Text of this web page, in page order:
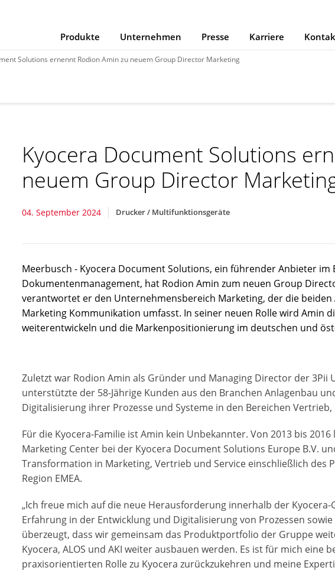
Produkte
Unternehmen Presse Karriere
Solutions ernennt Rodion Amin zu neuem Group Director Marketing
Kyocera Document Solutions
neuem Group Director
04. September 2024 Drucker / Multifunktionsgeräte
Meerbusch - Kyocera Document Solutions, ein führender Anbieter
Dokumentenmanagement, hat Rodion Amin zum neuen Group
verantwortet er den Unternehmensbereich Marketing, der die
Marketing Kommunikation umfasst. In seiner neuen Rolle wird Amin
weiterentwickeln und die Markenpositionierung im deutschen und
Zuletzt war Rodion Amin als Gründer und Managing Director der 3Pii
unterstützte der 58-Jährige Kunden aus den Branchen Anlagenbau
Digitalisierung ihrer Prozesse und Systeme in den Bereichen
Für die Kyocera-Familie ist Amin kein Unbekannter. Von 2013 bis
Marketing Center bei der Kyocera Document Solutions Europe B.V.
Transformation in Marketing, Vertrieb und Service einschließlich
Region EMEA.
„Ich freue mich auf die neue Herausforderung innerhalb der
Erfahrung in der Entwicklung und Digitalisierung von Prozessen
überzeugt, dass wir gemeinsam das Produktportfolio der Gruppe
Kyocera, ALOS und AKI weiter ausbauen werden. Es ist für mich eine
praxisorientierten Rolle zu Kyocera zurückzukehren und meine